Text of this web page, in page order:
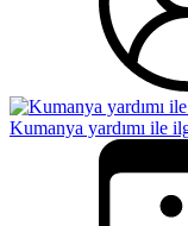
Kumanya yardımı ile